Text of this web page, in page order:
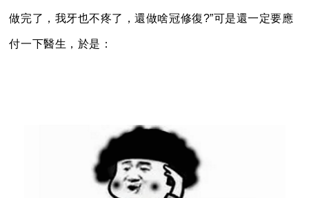
做完了，我牙也不疼了，還做啥冠修復?”可是還一定要應
付一下醫生，於是：